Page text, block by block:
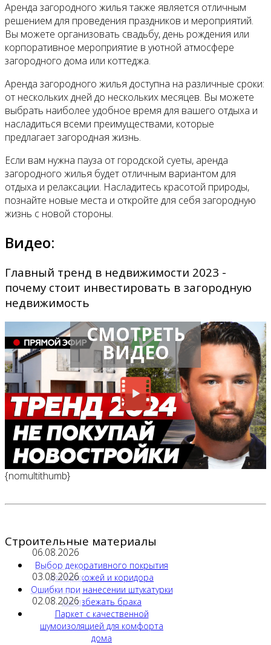
Аренда загородного жилья также является отличным
решением для проведения праздников и мероприятий.
Вы можете организовать свадьбу, день рождения или
корпоративное мероприятие в уютной атмосфере
загородного дома или коттеджа.
Аренда загородного жилья доступна на различные сроки:
от нескольких дней до нескольких месяцев. Вы можете
выбрать наиболее удобное время для вашего отдыха и
насладиться всеми преимуществами, которые
предлагает загородная жизнь.
Если вам нужна пауза от городской суеты, аренда
загородного жилья будет отличным вариантом для
отдыха и релаксации. Насладитесь красотой природы,
познайте новые места и откройте для себя загородную
жизнь с новой стороны.
Видео:
Главный тренд в недвижимости 2023 -
почему стоит инвестировать в загородную
недвижимость
СМОТРЕТЬ
ВИДЕО
{nomultithumb}
Строительные материалы
06.08.2026
Выбор декоративного покрытия
для прихожей и коридора
03.08.2026
Ошибки при нанесении штукатурки
как избежать брака
02.08.2026
Паркет с качественной
шумоизоляцией для комфорта
дома